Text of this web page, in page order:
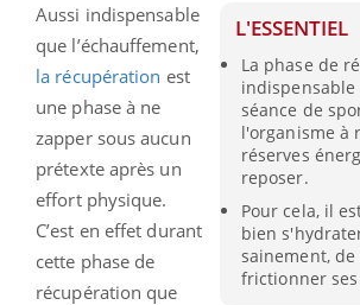
L'ESSENTIEL
La phase de
indispensable
séance de
l'organisme à
réserves
reposer.
Pour cela, il
bien
sainement,
frictionner
Aussi indispensable
que l’échauffement,
la récupération est
une phase à ne
zapper sous aucun
prétexte après un
effort physique.
C’est en effet durant
cette phase de
récupération que